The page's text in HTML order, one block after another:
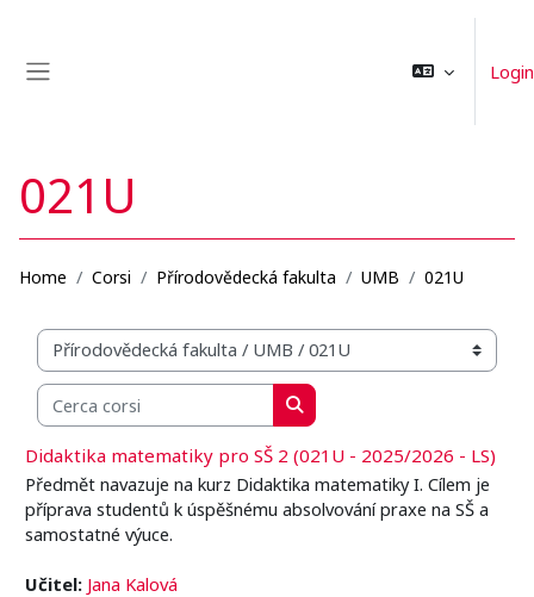
Login
021U
Home Corsi Přírodovědecká fakulta UMB 021U
Categorie di corso
Cerca corsi
Cerca corsi
Didaktika matematiky pro SŠ 2 (021U - 2025/2026 - LS)
Předmět navazuje na kurz Didaktika matematiky I. Cílem je
příprava studentů k úspěšnému absolvování praxe na SŠ a
samostatné výuce.
Učitel: Jana Kalová